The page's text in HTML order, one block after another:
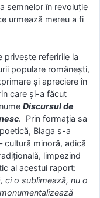
semnelor în revoluție
urmează mereu a fi
privește referirile la
populare românești,
și apreciere în
care și-a făcut
Discursul de
. Prin formația sa
Blaga s-a
cultură minoră, adică
limpezind
al acestui raport:
ci o sublimează, nu o